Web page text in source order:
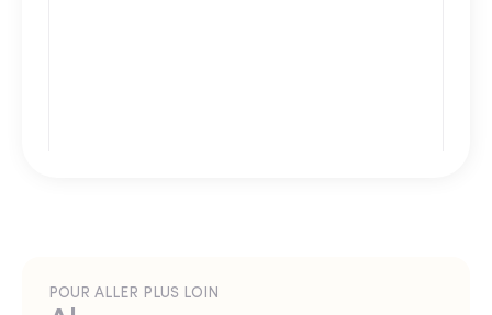
POUR ALLER PLUS LOIN